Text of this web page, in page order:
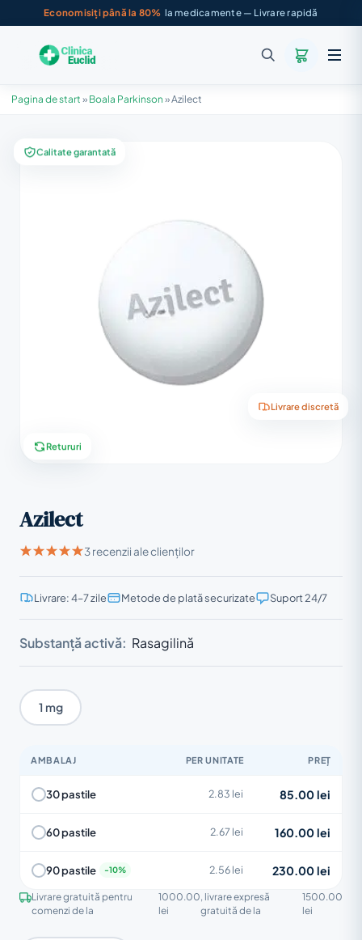
Economisiți până la 80% la medicamente — Livrare rapidă
Pagina de start » Boala Parkinson »Azilect
Calitate garantată
Livrare discretă
Retururi
Azilect
3 recenzii ale clienților
Livrare: 4–7 zile Metode de plată securizate Suport 24/7
Substanță activă: Rasagilină
1 mg
AMBALAJ PER UNITATE PREȚ
30 pastile 2.83 lei 85.00 lei
60 pastile 2.67 lei 160.00 lei
90 pastile 2.56 lei 230.00 lei
Livrare gratuită pentru
comenzi de la
1000.00
lei
, livrare expresă
gratuită de la
1500.00
lei